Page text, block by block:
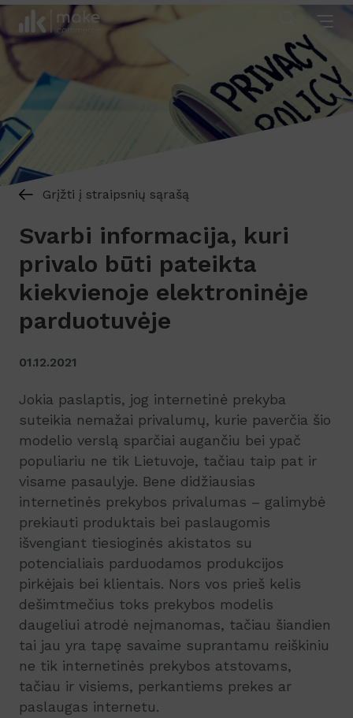
Grįžti į straipsnių sąrašą
Svarbi informacija, kuri
privalo būti pateikta
kiekvienoje elektroninėje
parduotuvėje
01.12.2021
Jokia paslaptis, jog internetinė prekyba
suteikia nemažai privalumų, kurie paverčia šio
modelio verslą sparčiai augančiu bei ypač
populiariu ne tik Lietuvoje, tačiau taip pat ir
visame pasaulyje. Bene didžiausias
internetinės prekybos privalumas – galimybė
prekiauti produktais bei paslaugomis
išvengiant tiesioginės akistatos su
potencialiais parduodamos produkcijos
pirkėjais bei klientais. Nors vos prieš kelis
dešimtmečius toks prekybos modelis
daugeliui atrodė neįmanomas, tačiau šiandien
tai jau yra tapę savaime suprantamu reiškiniu
ne tik internetinės prekybos atstovams,
tačiau ir visiems, perkantiems prekes ar
paslaugas internetu.